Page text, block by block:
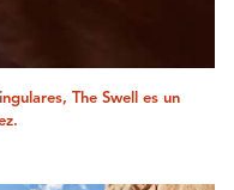
The Swell es un